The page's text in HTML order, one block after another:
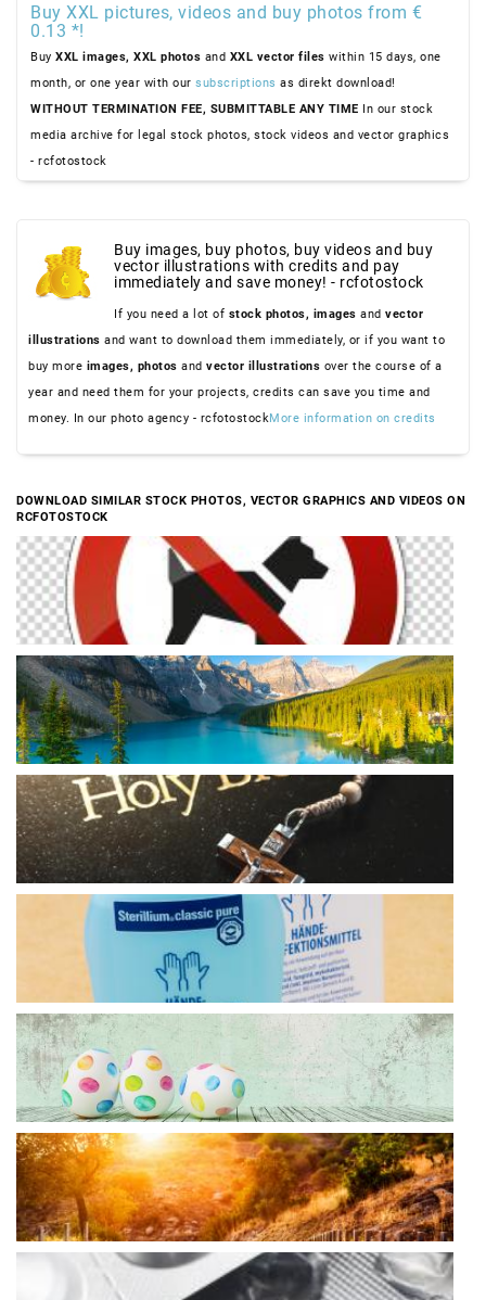
Buy XXL pictures, videos and buy photos from €
0.13 *!
Buy XXL images, XXL photos and XXL vector files within 15 days, one
month, or one year with our subscriptions as direkt download!
WITHOUT TERMINATION FEE, SUBMITTABLE ANY TIME In our stock
media archive for legal stock photos, stock videos and vector graphics
- rcfotostock
Buy images, buy photos, buy videos and buy
vector illustrations with credits and pay
immediately and save money! - rcfotostock
If you need a lot of stock photos, images and vector
illustrations and want to download them immediately, or if you want to
buy more images, photos and vector illustrations over the course of a
year and need them for your projects, credits can save you time and
money. In our photo agency - rcfotostockMore information on credits
DOWNLOAD SIMILAR STOCK PHOTOS, VECTOR GRAPHICS AND VIDEOS ON
RCFOTOSTOCK